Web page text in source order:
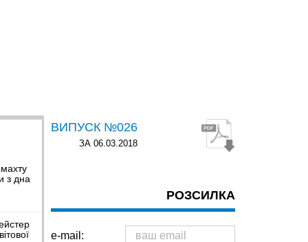
з дна
ВИПУСК №026
ЗА 06.03.2018
РОЗСИЛКА
e-mail: